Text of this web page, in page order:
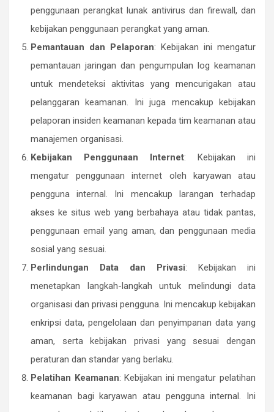
penggunaan perangkat lunak antivirus dan firewall, dan
kebijakan penggunaan perangkat yang aman.
Pemantauan dan Pelaporan: Kebijakan ini mengatur
pemantauan jaringan dan pengumpulan log keamanan
untuk mendeteksi aktivitas yang mencurigakan atau
pelanggaran keamanan. Ini juga mencakup kebijakan
pelaporan insiden keamanan kepada tim keamanan atau
manajemen organisasi.
Kebijakan Penggunaan Internet: Kebijakan ini
mengatur penggunaan internet oleh karyawan atau
pengguna internal. Ini mencakup larangan terhadap
akses ke situs web yang berbahaya atau tidak pantas,
penggunaan email yang aman, dan penggunaan media
sosial yang sesuai.
Perlindungan Data dan Privasi: Kebijakan ini
menetapkan langkah-langkah untuk melindungi data
organisasi dan privasi pengguna. Ini mencakup kebijakan
enkripsi data, pengelolaan dan penyimpanan data yang
aman, serta kebijakan privasi yang sesuai dengan
peraturan dan standar yang berlaku.
Pelatihan Keamanan: Kebijakan ini mengatur pelatihan
keamanan bagi karyawan atau pengguna internal. Ini